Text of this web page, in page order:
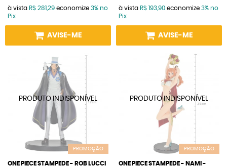
à vista R$ 281,29 economize 3% no
Pix
AVISE-ME
à vista R$ 193,90 economize 3% no
Pix
AVISE-ME
PROMOÇÃO
ONE PIECE STAMPEDE - ROB LUCCI
PROMOÇÃO
ONE PIECE STAMPEDE - NAMI -